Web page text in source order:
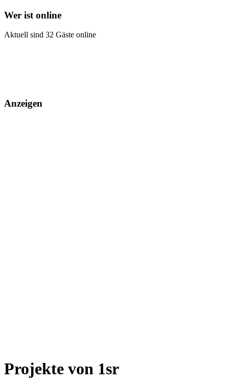
Wer ist online
Aktuell sind 32 Gäste online
Anzeigen
Projekte von 1sr